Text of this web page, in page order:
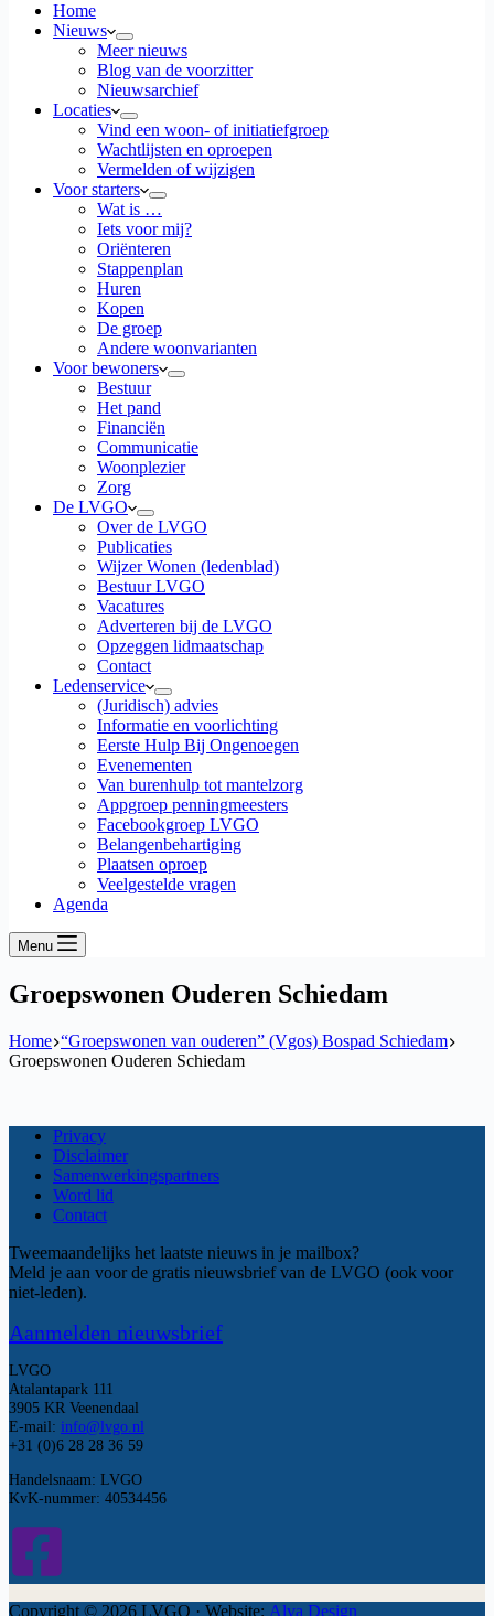
Home
Nieuws
Meer nieuws
Blog van de voorzitter
Nieuwsarchief
Locaties
Vind een woon- of initiatiefgroep
Wachtlijsten en oproepen
Vermelden of wijzigen
Voor starters
Wat is …
Iets voor mij?
Oriënteren
Stappenplan
Huren
Kopen
De groep
Andere woonvarianten
Voor bewoners
Bestuur
Het pand
Financiën
Communicatie
Woonplezier
Zorg
De LVGO
Over de LVGO
Publicaties
Wijzer Wonen (ledenblad)
Bestuur LVGO
Vacatures
Adverteren bij de LVGO
Opzeggen lidmaatschap
Contact
Ledenservice
(Juridisch) advies
Informatie en voorlichting
Eerste Hulp Bij Ongenoegen
Evenementen
Van burenhulp tot mantelzorg
Appgroep penningmeesters
Facebookgroep LVGO
Belangenbehartiging
Plaatsen oproep
Veelgestelde vragen
Agenda
Menu
Groepswonen Ouderen Schiedam
Home “Groepswonen van ouderen” (Vgos) Bospad Schiedam
Groepswonen Ouderen Schiedam
Privacy
Disclaimer
Samenwerkingspartners
Word lid
Contact
Tweemaandelijks het laatste nieuws in je mailbox?
Meld je aan voor de gratis nieuwsbrief van de LVGO (ook voor
niet-leden).
Aanmelden nieuwsbrief
LVGO
Atalantapark 111
3905 KR Veenendaal
E-mail: info@lvgo.nl
+31 (0)6 28 28 36 59
Handelsnaam: LVGO
KvK-nummer: 40534456
Copyright © 2026 LVGO · Website: Alva Design